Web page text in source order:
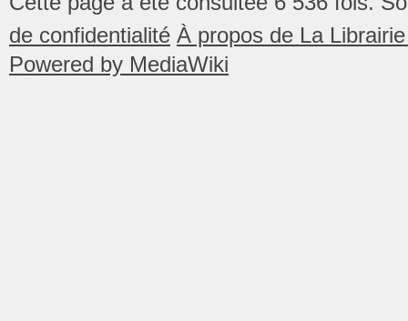
de confidentialité À propos de La
Powered by MediaWiki